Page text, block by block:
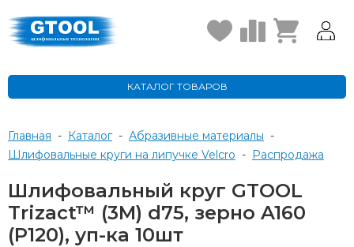
КАТАЛОГ ТОВАРОВ
Главная - Каталог - Абразивные материалы -
Шлифовальные круги на липучке Velcro - Распродажа
Шлифовальный круг GTOOL
Trizact™ (3M) d75, зерно A160
(Р120), уп-ка 10шт